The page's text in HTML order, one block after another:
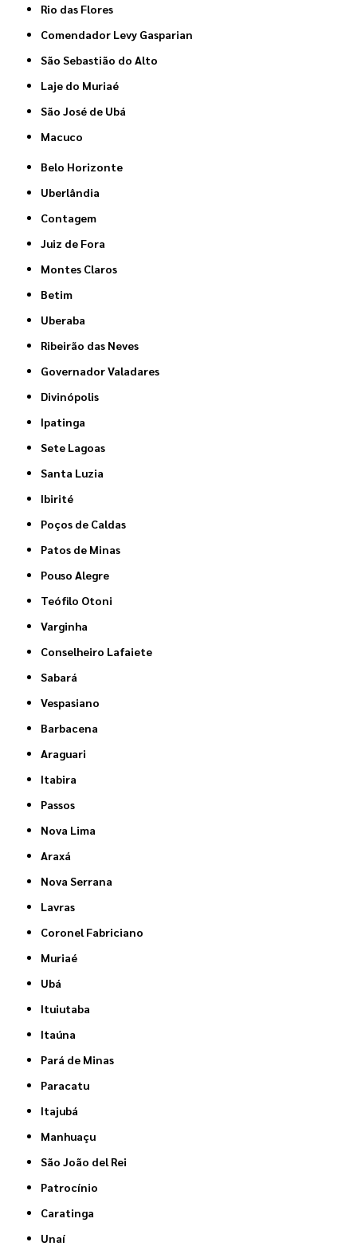
Rio das Flores
Comendador Levy Gasparian
São Sebastião do Alto
Laje do Muriaé
São José de Ubá
Macuco
Belo Horizonte
Uberlândia
Contagem
Juiz de Fora
Montes Claros
Betim
Uberaba
Ribeirão das Neves
Governador Valadares
Divinópolis
Ipatinga
Sete Lagoas
Santa Luzia
Ibirité
Poços de Caldas
Patos de Minas
Pouso Alegre
Teófilo Otoni
Varginha
Conselheiro Lafaiete
Sabará
Vespasiano
Barbacena
Araguari
Itabira
Passos
Nova Lima
Araxá
Nova Serrana
Lavras
Coronel Fabriciano
Muriaé
Ubá
Ituiutaba
Itaúna
Pará de Minas
Paracatu
Itajubá
Manhuaçu
São João del Rei
Patrocínio
Caratinga
Unaí